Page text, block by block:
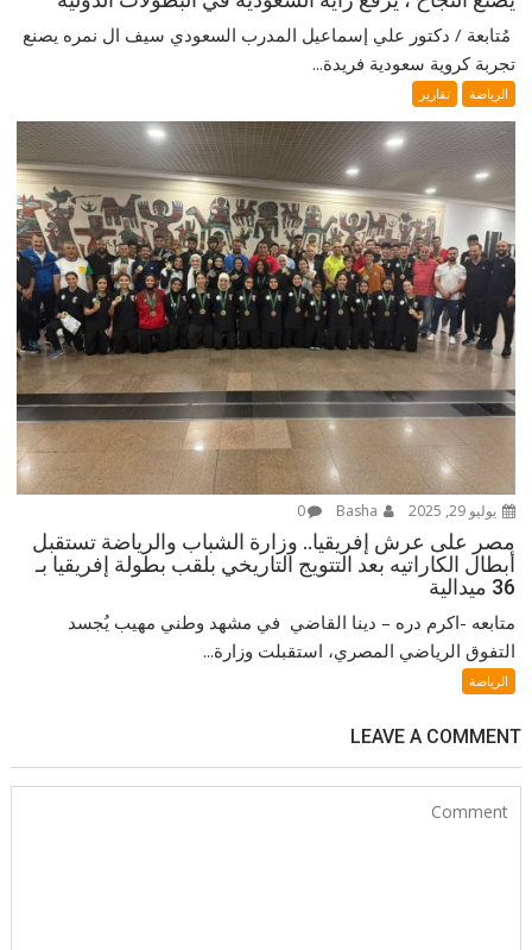
‎ مُتابعة / دكتور علي إسماعيل ‎المدرب السعودي سيف ال نمره يصنع
تجربة كروية سعودية فريدة...
الرياضة تقارير
يوليو 29, 2025 0
مصر على عرش إفريقيا.. وزارة الشباب والرياضة تستقبل
أبطال الكاراتيه بعد التتويج التاريخي بلقب بطولة إفريقيا بـ
36 ميدالية
متابعه -اكرم دره – دينا القاضي في مشهد وطني مهيب يُجسد
التفوق الرياضي المصري، استقبلت وزارة...
الرياضة
LEAVE A COMMENT